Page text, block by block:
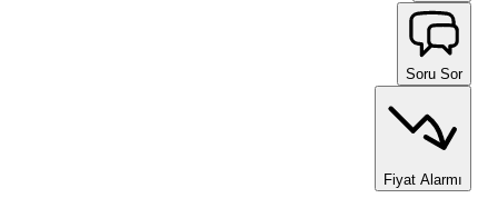
Soru Sor
Fiyat Alarmı